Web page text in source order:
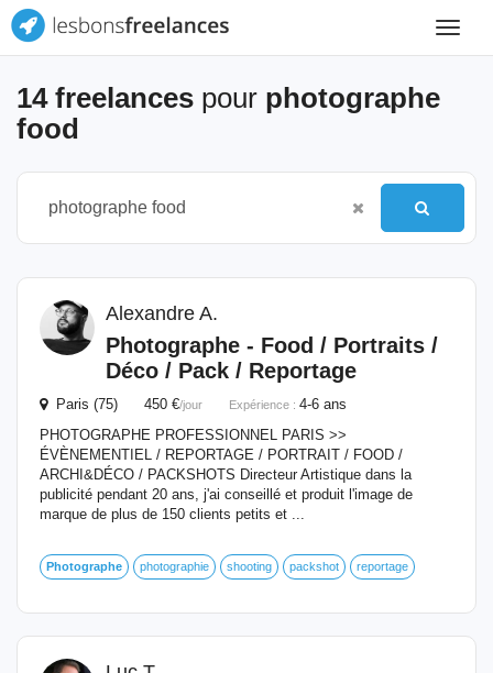
Toggle
14 freelances pour photographe
food
Alexandre A.
Photographe - Food / Portraits /
Déco / Pack / Reportage
Paris (75) 450 €/jour Expérience : 4-6 ans
PHOTOGRAPHE PROFESSIONNEL PARIS >>
ÉVÈNEMENTIEL / REPORTAGE​ / PORTRAIT / FOOD /
ARCHI&DÉCO / PACKSHOTS Directeur Artistique dans la
publicité pendant 20 ans, j'ai conseillé et produit l'image de
marque de plus de 150 clients petits et ...
Photographe photographie shooting packshot reportage